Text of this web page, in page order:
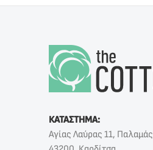
ΚΑΤΑΣΤΗΜΑ:
Αγίας Λαύρας 11, Παλαμάς